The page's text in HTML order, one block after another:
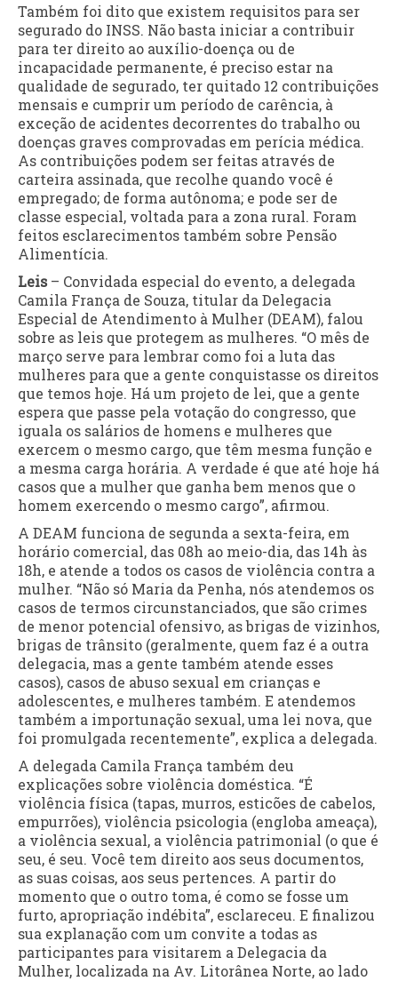
Também foi dito que existem requisitos para ser
segurado do INSS. Não basta iniciar a contribuir
para ter direito ao auxílio-doença ou de
incapacidade permanente, é preciso estar na
qualidade de segurado, ter quitado 12 contribuições
mensais e cumprir um período de carência, à
exceção de acidentes decorrentes do trabalho ou
doenças graves comprovadas em perícia médica.
As contribuições podem ser feitas através de
carteira assinada, que recolhe quando você é
empregado; de forma autônoma; e pode ser de
classe especial, voltada para a zona rural. Foram
feitos esclarecimentos também sobre Pensão
Alimentícia.
Leis – Convidada especial do evento, a delegada
Camila França de Souza, titular da Delegacia
Especial de Atendimento à Mulher (DEAM), falou
sobre as leis que protegem as mulheres. “O mês de
março serve para lembrar como foi a luta das
mulheres para que a gente conquistasse os direitos
que temos hoje. Há um projeto de lei, que a gente
espera que passe pela votação do congresso, que
iguala os salários de homens e mulheres que
exercem o mesmo cargo, que têm mesma função e
a mesma carga horária. A verdade é que até hoje há
casos que a mulher que ganha bem menos que o
homem exercendo o mesmo cargo”, afirmou.
A DEAM funciona de segunda a sexta-feira, em
horário comercial, das 08h ao meio-dia, das 14h às
18h, e atende a todos os casos de violência contra a
mulher. “Não só Maria da Penha, nós atendemos os
casos de termos circunstanciados, que são crimes
de menor potencial ofensivo, as brigas de vizinhos,
brigas de trânsito (geralmente, quem faz é a outra
delegacia, mas a gente também atende esses
casos), casos de abuso sexual em crianças e
adolescentes, e mulheres também. E atendemos
também a importunação sexual, uma lei nova, que
foi promulgada recentemente”, explica a delegada.
A delegada Camila França também deu
explicações sobre violência doméstica. “É
violência física (tapas, murros, esticões de cabelos,
empurrões), violência psicologia (engloba ameaça),
a violência sexual, a violência patrimonial (o que é
seu, é seu. Você tem direito aos seus documentos,
as suas coisas, aos seus pertences. A partir do
momento que o outro toma, é como se fosse um
furto, apropriação indébita”, esclareceu. E finalizou
sua explanação com um convite a todas as
participantes para visitarem a Delegacia da
Mulher, localizada na Av. Litorânea Norte, ao lado